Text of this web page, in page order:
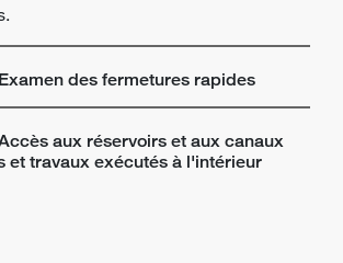
des fermetures rapides
aux réservoirs et aux canaux
et travaux exécutés à l'intérieur